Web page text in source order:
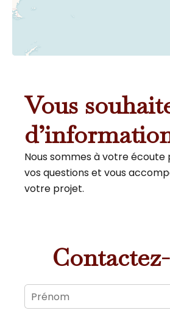
Vous
Nous sommes à votre
vos questions et vous
votre projet.